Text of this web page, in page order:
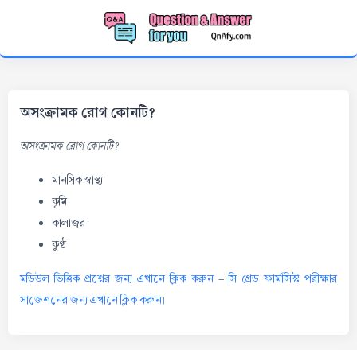
অসংক্রামক রোগ কোনটি?
অসংক্রামক রোগ কোনটি?
মানসিক স্বাস্থ্য
কৃমি
কালাজ্বর
কুণ্ঠ
মডিউল ভিত্তিক প্রশ্নের জন্য এখানে ক্লিক করুন-সি গ্রেড ফার্মাসিস্ট পরীক্ষার
সাজেশনের জন্য এখানে ক্লিক করুন।